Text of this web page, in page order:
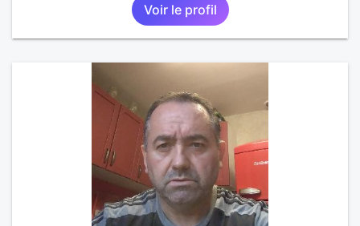
Voir le profil